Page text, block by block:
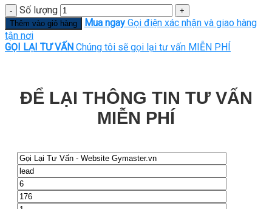
Số lượng
Thêm vào giỏ hàng Mua ngay Gọi điện xác nhận và giao hàng
tận nơi
GỌI LẠI TƯ VẤN Chúng tôi sẽ gọi lại tư vấn MIỄN PHÍ
ĐỂ LẠI THÔNG TIN TƯ VẤN
MIỄN PHÍ